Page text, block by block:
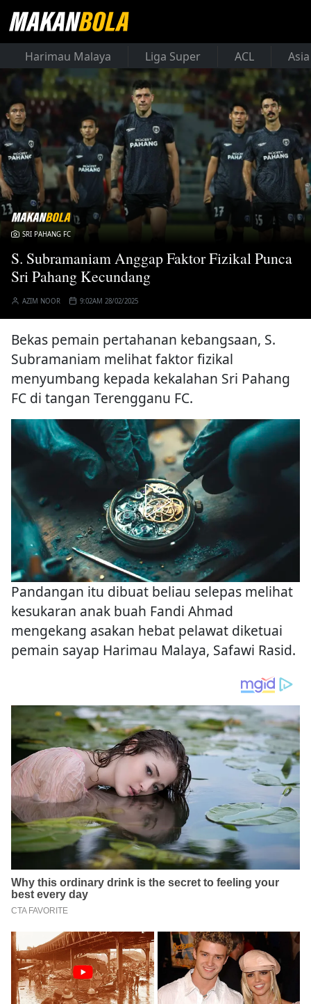
Harimau Malaya Liga Super ACL
SRI PAHANG FC
S. Subramaniam Anggap Faktor Fizikal Punca
Sri Pahang Kecundang
AZIM NOOR 9:02AM 28/02/2025
Bekas pemain pertahanan kebangsaan, S.
Subramaniam melihat faktor fizikal
menyumbang kepada kekalahan Sri Pahang
FC di tangan Terengganu FC.
Pandangan itu dibuat beliau selepas melihat
kesukaran anak buah Fandi Ahmad
mengekang asakan hebat pelawat diketuai
pemain sayap Harimau Malaya, Safawi Rasid.